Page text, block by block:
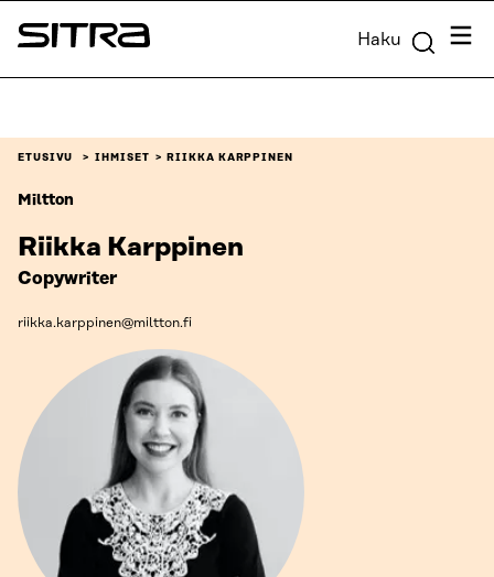
Siirry
suoraan
Sitra Haku
ETUSIVU IHMISET RIIKKA KARPPINEN
Miltton
Riikka Karppinen
Copywriter
riikka.karppinen@miltton.fi